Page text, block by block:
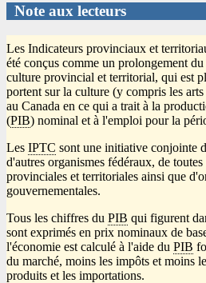
Note aux lecteurs
Les Indicateurs provinciaux et
été conçus comme un prolongement
culture provincial et territorial, qui est
portent sur la culture (y compris les
au Canada en ce qui a trait à la
(PIB) nominal et à l'emploi pour la
Les IPTC sont une initiative conjointe
d'autres organismes fédéraux, de
provinciales et territoriales ainsi que
gouvernementales.
Tous les chiffres du PIB qui figurent
sont exprimés en prix nominaux de
l'économie est calculé à l'aide du PIB
du marché, moins les impôts et moins
produits et les importations.